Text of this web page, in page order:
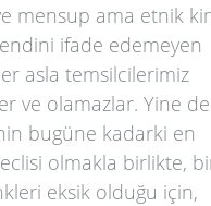
mensup ama etnik
ifade edemeyen
asla temsilcilerimiz
ve olamazlar. Yine de
bugüne kadarki en
olmakla birlikte,
eksik olduğu için,